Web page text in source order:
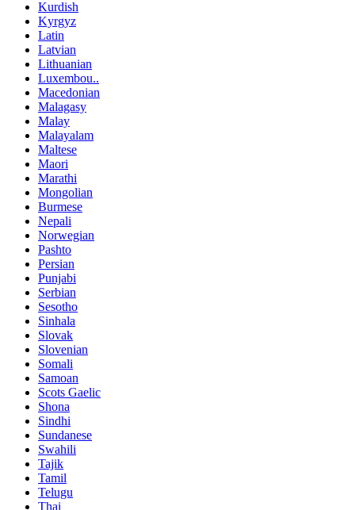
Kurdish
Kyrgyz
Latin
Latvian
Lithuanian
Luxembou..
Macedonian
Malagasy
Malay
Malayalam
Maltese
Maori
Marathi
Mongolian
Burmese
Nepali
Norwegian
Pashto
Persian
Punjabi
Serbian
Sesotho
Sinhala
Slovak
Slovenian
Somali
Samoan
Scots Gaelic
Shona
Sindhi
Sundanese
Swahili
Tajik
Tamil
Telugu
Thai